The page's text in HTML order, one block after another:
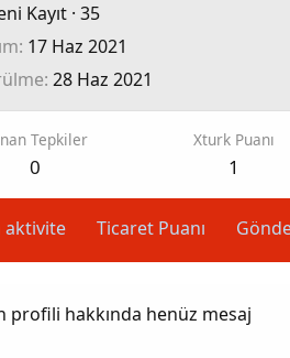
Kayıt · 35
17 Haz 2021
28 Haz 2021
Tepkiler
0
Xturk Puanı
1
aktivite Ticaret Puanı
profili hakkında henüz mesaj